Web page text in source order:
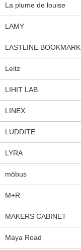
La plume de louise
LAMY
LASTLINE BOOKMARK
Leitz
LIHIT LAB.
LINEX
LUDDITE
LYRA
möbus
M+R
MAKERS CABINET
Maya Road